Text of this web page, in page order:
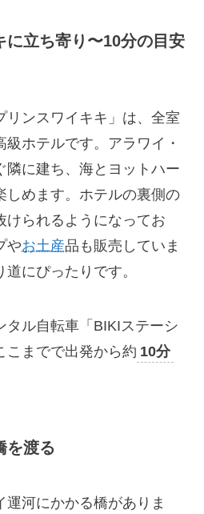
立ち寄り〜10分の目安
リンスワイキキ」は、全室
ホテルです。アラワイ・
隣に建ち、海とヨットハー
しめます。ホテルの裏側の
けられるようになってお
やお土産品も販売していま
にぴったりです。
タル自転車「BIKIステーシ
こまでで出発から約 10分
を渡る
運河にかかる橋がありま